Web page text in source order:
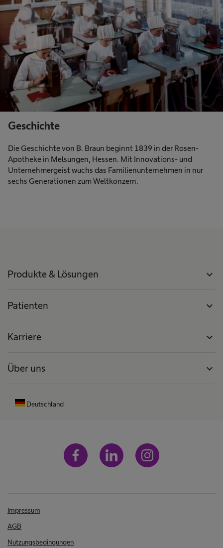
Geschichte
Die Geschichte von B. Braun beginnt 1839 in der Rosen-
Apotheke in Melsungen, Hessen. Mit Innovations- und
Unternehmergeist wuchs das Familienunternehmen in nur
sechs Generationen zum Weltkonzern.
Produkte & Lösungen expand_more
Patienten expand_more
Karriere expand_more
Über uns expand_more
Deutschland
Impressum
AGB
Nutzungsbedingungen